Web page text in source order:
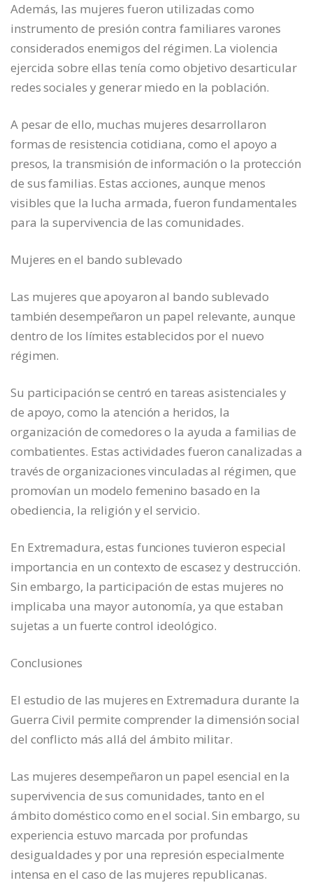
Además, las mujeres fueron utilizadas como
instrumento de presión contra familiares varones
considerados enemigos del régimen. La violencia
ejercida sobre ellas tenía como objetivo desarticular
redes sociales y generar miedo en la población.
A pesar de ello, muchas mujeres desarrollaron
formas de resistencia cotidiana, como el apoyo a
presos, la transmisión de información o la protección
de sus familias. Estas acciones, aunque menos
visibles que la lucha armada, fueron fundamentales
para la supervivencia de las comunidades.
Mujeres en el bando sublevado
Las mujeres que apoyaron al bando sublevado
también desempeñaron un papel relevante, aunque
dentro de los límites establecidos por el nuevo
régimen.
Su participación se centró en tareas asistenciales y
de apoyo, como la atención a heridos, la
organización de comedores o la ayuda a familias de
combatientes. Estas actividades fueron canalizadas a
través de organizaciones vinculadas al régimen, que
promovían un modelo femenino basado en la
obediencia, la religión y el servicio.
En Extremadura, estas funciones tuvieron especial
importancia en un contexto de escasez y destrucción.
Sin embargo, la participación de estas mujeres no
implicaba una mayor autonomía, ya que estaban
sujetas a un fuerte control ideológico.
Conclusiones
El estudio de las mujeres en Extremadura durante la
Guerra Civil permite comprender la dimensión social
del conflicto más allá del ámbito militar.
Las mujeres desempeñaron un papel esencial en la
supervivencia de sus comunidades, tanto en el
ámbito doméstico como en el social. Sin embargo, su
experiencia estuvo marcada por profundas
desigualdades y por una represión especialmente
intensa en el caso de las mujeres republicanas.